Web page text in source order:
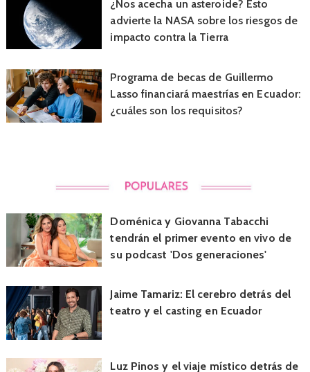
¿Nos acecha un asteroide? Esto
advierte la NASA sobre los riesgos de
impacto contra la Tierra
Programa de becas de Guillermo
Lasso financiará maestrías en Ecuador:
¿cuáles son los requisitos?
Doménica y Giovanna Tabacchi
tendrán el primer evento en vivo de
su podcast 'Dos generaciones'
Jaime Tamariz: El cerebro detrás del
teatro y el casting en Ecuador
Luz Pinos y el viaje místico detrás de